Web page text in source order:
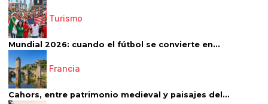
Turismo
Mundial 2026: cuando el fútbol se convierte en...
Francia
Cahors, entre patrimonio medieval y paisajes del...